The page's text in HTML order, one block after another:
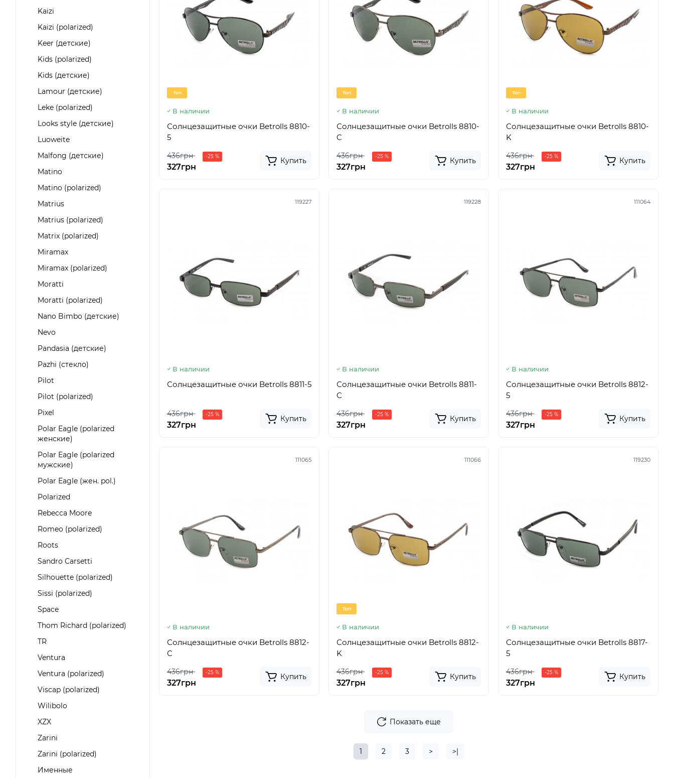
Kaizi
Kaizi (polarized)
Keer (детские)
Kids (polarized)
Kids (детские)
Lamour (детские)
Leke (polarized)
Looks style (детские)
Luoweite
Malfong (детские)
Matino
Matino (polarized)
Matrius
Matrius (polarized)
Matrix (polarized)
Miramax
Miramax (polarized)
Moratti
Moratti (polarized)
Nano Bimbo (детские)
Nevo
Pandasia (детские)
Pazhi (стекло)
Pilot
Pilot (polarized)
Pixel
Polar Eagle (polarized
женские)
Polar Eagle (polarized
мужские)
Polar Eagle (жен. pol.)
Polarized
Rebecca Moore
Romeo (polarized)
Roots
Sandro Carsetti
Silhouette (polarized)
Sissi (polarized)
Space
Thom Richard (polarized)
TR
Ventura
Ventura (polarized)
Viscap (polarized)
Wilibolo
XZX
Zarini
Zarini (polarized)
Именные
Топ
В наличии
Солнцезащитные очки Betrolls 8810-
5
436грн -25 %
327грн
Купить
Топ
В наличии
Солнцезащитные очки Betrolls 8810-
C
436грн -25 %
327грн
Купить
Топ
В наличии
Солнцезащитные очки Betrolls 8810-
K
436грн -25 %
327грн
Купить
119227
В наличии
Солнцезащитные очки Betrolls 8811-5
436грн -25 %
327грн
Купить
119228
В наличии
Солнцезащитные очки Betrolls 8811-
C
436грн -25 %
327грн
Купить
111064
В наличии
Солнцезащитные очки Betrolls 8812-
5
436грн -25 %
327грн
Купить
111065
В наличии
Солнцезащитные очки Betrolls 8812-
C
436грн -25 %
327грн
Купить
111066
Топ
В наличии
Солнцезащитные очки Betrolls 8812-
K
436грн -25 %
327грн
Купить
119230
В наличии
Солнцезащитные очки Betrolls 8817-
5
436грн -25 %
327грн
Купить
Показать еще
1 2 3 > >|